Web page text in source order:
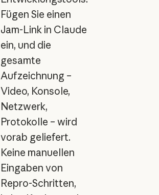
Fügen Sie einen
Jam-Link in Claude
ein, und die
gesamte
Aufzeichnung –
Video, Konsole,
Netzwerk,
Protokolle – wird
vorab geliefert.
Keine manuellen
Eingaben von
Repro-Schritten,